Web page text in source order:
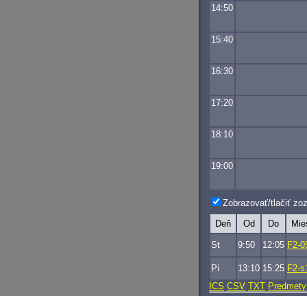
14:50
15:40
16:30
17:20
18:10
19:00
Zobrazovať/tlačiť
Deň Od Do
St 9:50 12:05 F2-
Pi 13:10 15:25 F2-
ICS CSV TXT Predmety